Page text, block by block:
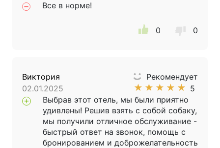
Все в норме!
0 0
Виктория
02.01.2025
Рекомендует
★ ★ ★ ★ ★ 5
Выбрав этот отель, мы были приятно
удивлены! Решив взять с собой собаку,
мы получили отличное обслуживание -
быстрый ответ на звонок, помощь с
бронированием и доброжелательность